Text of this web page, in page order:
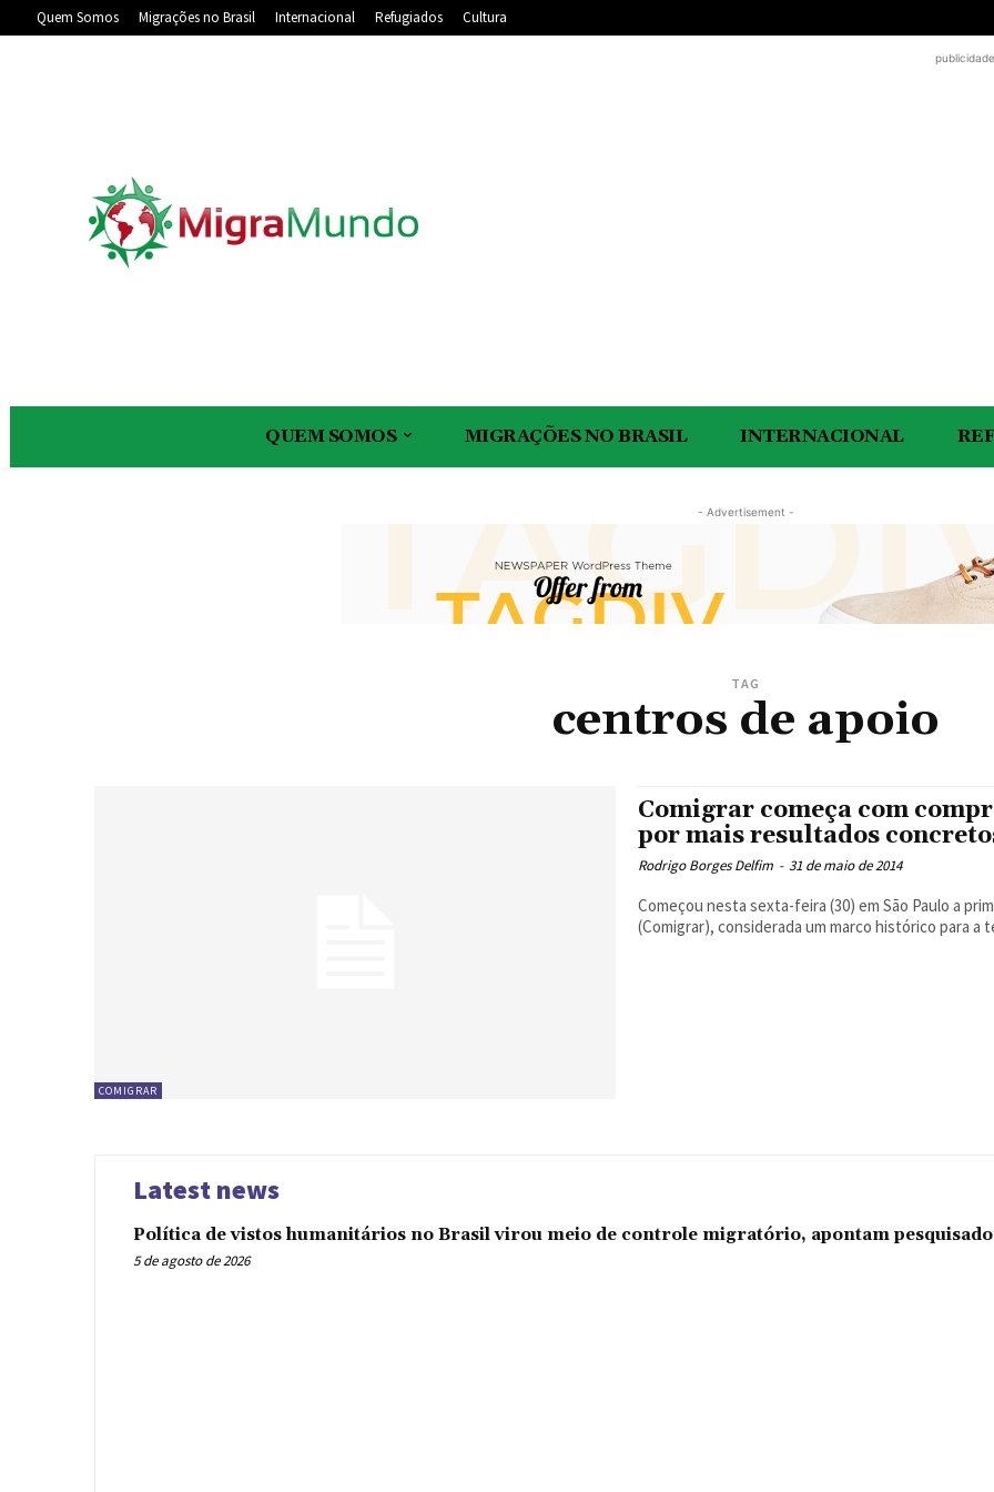
Quem Somos Migrações no Brasil Internacional Refugiados Cultura
QUEM SOMOS MIGRAÇÕES NO BRASIL INTERNACIONAL
- Advertisement -
TAG
centros de apoio
COMIGRAR
Comigrar começa com
por mais resultados
Rodrigo Borges Delfim - 31 de maio de 2014
Começou nesta sexta-feira (30) em São Paulo a
(Comigrar), considerada um marco histórico para a
Latest news
Política de vistos humanitários no Brasil virou meio de controle migratório, apontam
5 de agosto de 2026